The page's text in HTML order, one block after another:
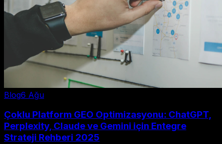
Blog6 Ağu
Çoklu Platform GEO Optimizasyonu: ChatGPT,
Perplexity, Claude ve Gemini için Entegre
Strateji Rehberi 2025